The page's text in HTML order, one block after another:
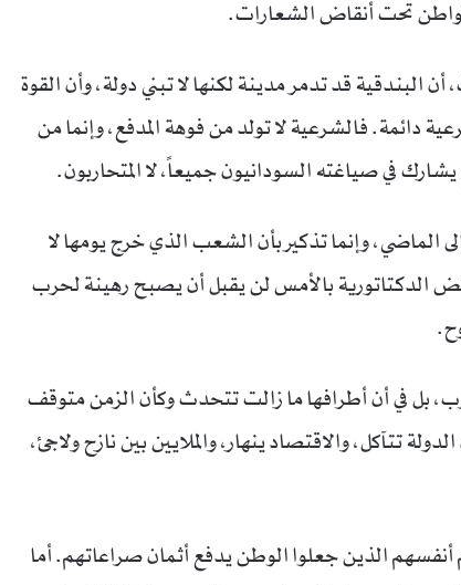
تحت أنقاض الشعارات.
البندقية قد تدمر مدينة لكنها لا تبني دولة، وأن القوة
دائمة. فالشرعية لا تولد من فوهة المدفع، وإنما من
في صياغته السودانيون جميعاً، لا المتحاربون.
الماضي، وإنما تذكير بأن الشعب الذي خرج يومها لا
الدكتاتورية بالأمس لن يقبل أن يصبح رهينة لحرب
بل في أن أطرافها ما زالت تتحدث وكأن الزمن متوقف
تتآكل، والاقتصاد ينهار، والملايين بين نازح ولاجئ،
الذين جعلوا الوطن يدفع أثمان صراعاتهم. أما